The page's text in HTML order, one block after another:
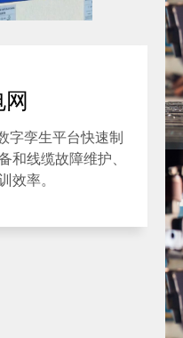
字孪生平台快速制
和线缆故障维护、
效率。